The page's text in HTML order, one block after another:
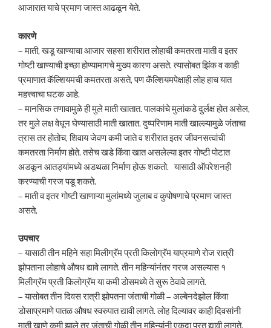
आजारात याचे प्रमाण जास्त आढळून येते.
कारणे
– माती, खडू खाण्याचा आजार सहसा शरीरात लोहाची कमतरता माती व इतर
गोष्टी खाण्याची इच्छा होण्यामागचे मुख्य कारण असते. त्यासोबत झिंक व काही
प्रमाणात कॅल्शियमची कमतरता असते, पण कॅल्शियमपेक्षाही लोह हाच यात
महत्त्वाचा घटक आहे.
– मानसिक तणावामुळे ही मुले माती खातात. पालकांचे मुलांकडे दुर्लक्ष होत असेल,
तर मुले लक्ष वेधून घेण्यासाठी माती खातात. दुष्परिणाम माती खाल्ल्यामुळे जंताचा
त्रास तर होतोच, शिवाय जेवण कमी जाते व शरीरात इतर जीवनसत्वांची
कमतरता निर्माण होते. तसेच खडे किंवा खात असलेल्या इतर गोष्टी पोटात
अडकून आतड्यांमध्ये अडथळा निर्माण होऊ शकतो. यासाठी ऑपरेशनही
करण्याची गरज पडू शकते.
– माती व इतर गोष्टी खाणाऱ्या मुलांमध्ये जुलाब व कुपोषणाचे प्रमाण जास्त
असते.
उपचार
– यासाठी तीन महिने सहा मिलीग्रॅम प्रती किलोग्रॅम याप्रमाणे रोज रात्री
झोपताना लोहाचे औषध द्यावे लागते. तीन महिन्यांनंतर गरज असल्यास १
मिलीग्रॅम प्रती किलोग्रॅम या कमी डोसमध्ये ते सुरू ठेवावे लागते.
– यासोबत तीन दिवस रात्री झोपतना जंताची गोळी – अल्बेनदेझोल किंवा
डोसाप्रमाणे पातळ औषध स्वरुपात द्यावी लागते. लोह दिल्यावर काही दिवसांनी
माती खाणे कमी झाले तर जंताची गोळी तीन महिन्यांनी एकदा परत द्यावी लागते.